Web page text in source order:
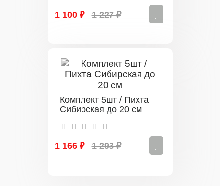
1 100 ₽ 1 227 ₽
Комплект 5шт / Пихта
Сибирская до 20 см
1 166 ₽ 1 293 ₽